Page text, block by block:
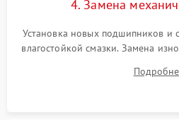
4. Замена
Установка новых подшипников и
влагостойкой смазки. Замена
или поврежденной